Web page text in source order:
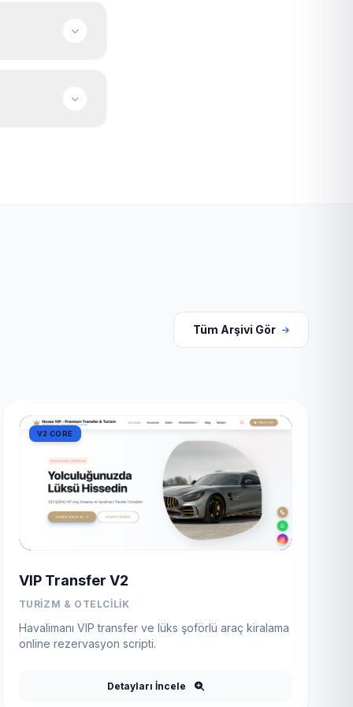
Tüm Arşivi Gör
V2 CORE
VIP Transfer V2
TURIZM & OTELCILIK
Havalimanı VIP transfer ve lüks şoförlü araç kiralama
online rezervasyon scripti.
Detayları İncele